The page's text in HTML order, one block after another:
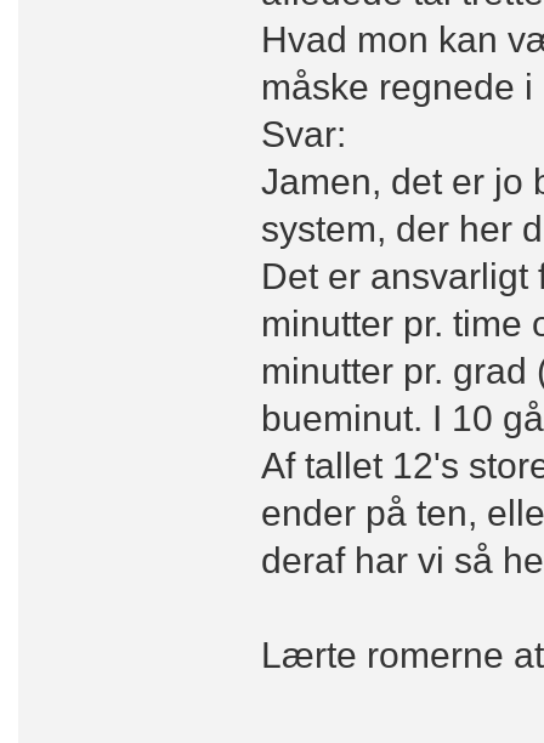
Hvad mon kan
måske regnede i
Svar:
Jamen, det er jo
system, der her
Det er ansvarligt
minutter pr. time
minutter pr.
bueminut. I 10
Af tallet 12's
ender på ten,
deraf har vi så
Lærte romerne